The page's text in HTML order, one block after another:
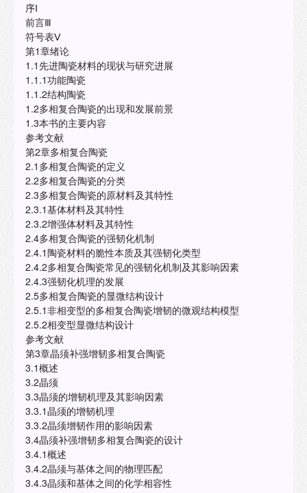
序Ⅰ
前言Ⅲ
符号表Ⅴ
第1章绪论
1.1先进陶瓷材料的现状与研究进展
1.1.1功能陶瓷
1.1.2结构陶瓷
1.2多相复合陶瓷的出现和发展前景
1.3本书的主要内容
参考文献
第2章多相复合陶瓷
2.1多相复合陶瓷的定义
2.2多相复合陶瓷的分类
2.3多相复合陶瓷的原材料及其特性
2.3.1基体材料及其特性
2.3.2增强体材料及其特性
2.4多相复合陶瓷的强韧化机制
2.4.1陶瓷材料的脆性本质及其强韧化类型
2.4.2多相复合陶瓷常见的强韧化机制及其影响因素
2.4.3强韧化机理的发展
2.5多相复合陶瓷的显微结构设计
2.5.1非相变型的多相复合陶瓷增韧的微观结构模型
2.5.2相变型显微结构设计
参考文献
第3章晶须补强增韧多相复合陶瓷
3.1概述
3.2晶须
3.3晶须的增韧机理及其影响因素
3.3.1晶须的增韧机理
3.3.2晶须增韧作用的影响因素
3.4晶须补强增韧多相复合陶瓷的设计
3.4.1概述
3.4.2晶须与基体之间的物理匹配
3.4.3晶须和基体之间的化学相容性